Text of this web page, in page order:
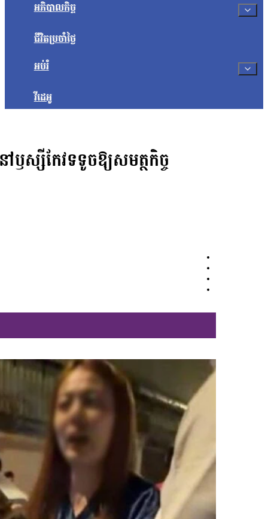
អភិបាលកិច្ច
ជីវិតប្រចាំថ្ងៃ
អប់រំ
វីដេអូ
ស្សីកែវទទូចឱ្យសមត្ថកិច្ច